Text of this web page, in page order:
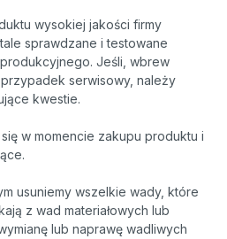
wysokiej jakości firmy
sprawdzane i testowane
Jeśli, wbrew
serwisowy, należy
kwestie.
w momencie zakupu produktu i
usuniemy wszelkie wady, które
z wad materiałowych lub
lub naprawę wadliwych